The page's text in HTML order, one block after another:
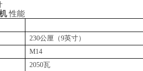
性能
230公厘（9英寸）
M14
2050瓦